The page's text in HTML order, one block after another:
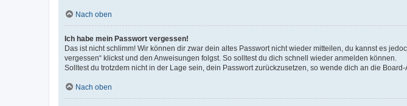
Nach oben
Ich habe mein Passwort vergessen!
Das ist nicht schlimm! Wir können dir zwar dein altes Passwort nicht wieder mitteilen, du kannst es
vergessen“ klickst und den Anweisungen folgst. So solltest du dich schnell wieder anmelden können.
Solltest du trotzdem nicht in der Lage sein, dein Passwort zurückzusetzen, so wende dich an die Board-
Nach oben